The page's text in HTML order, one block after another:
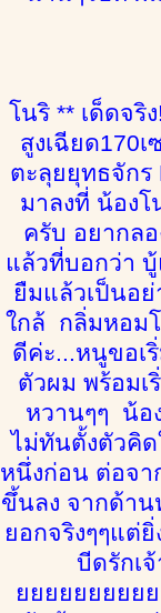
โนริ ** เด็ดจริ
สูงเฉียด170
ตะลุยยุทธจักร
มาลงที่ น้อง
ครับ อยากล
แล้วที่บอกว่า
ยืมแล้วเป็นอย่
ใกล้ กลิ่มหอมโ
ดีค่ะ...หนูขอเ
ตัวผม พร้อมเ
หวานๆๆ น้อ
ไม่ทันตั้งตัวคิด
หนึ่งก่อน ต่อจา
ขึ้นลง จากด้าน
ยอกจริงๆๆแต่
บีดรักเ
ยยยยยยยยย